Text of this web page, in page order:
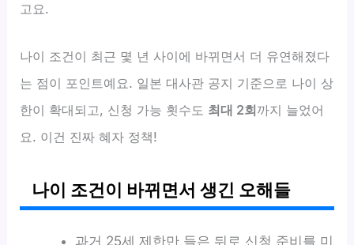
고요.
나이 조건이 최근 몇 년 사이에 바뀌면서 더 유연해졌다
는 점이 포인트예요. 일본 대사관 공지 기준으로 나이 상
한이 확대되고, 신청 가능 횟수도 최대 2회까지 늘었어
요. 이건 진짜 혜자 정책!
나이 조건이 바뀌면서 생긴 오해들
과거 25세 제한만 들은 뒤로 신청 준비를 미